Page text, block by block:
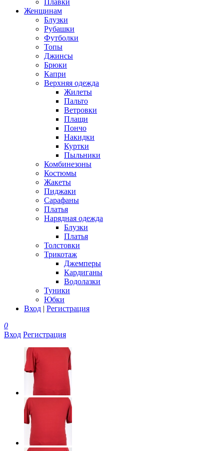
Женщинам
Блузки
Рубашки
Футболки
Топы
Джинсы
Брюки
Капри
Верхняя одежда
Жилеты
Пальто
Ветровки
Плащи
Пончо
Накидки
Куртки
Пыльники
Комбинезоны
Костюмы
Жакеты
Пиджаки
Сарафаны
Платья
Нарядная одежда
Блузки
Платья
Толстовки
Трикотаж
Джемперы
Кардиганы
Водолазки
Туники
Юбки
Вход | Регистрация
0
Вход Регистрация